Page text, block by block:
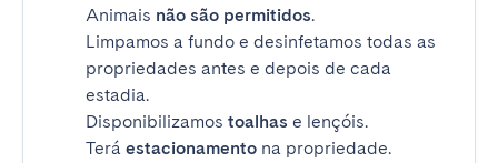
Animais não são permitidos.
Limpamos a fundo e desinfetamos todas as
propriedades antes e depois de cada
estadia.
Disponibilizamos toalhas e lençóis.
Terá estacionamento na propriedade.